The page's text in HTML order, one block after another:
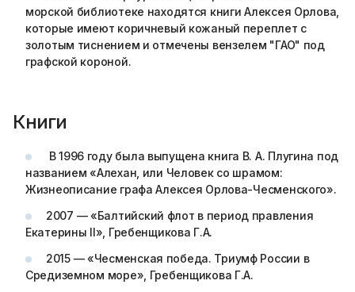
морской библиотеке находятся книги Алексея Орлова,
которые имеют коричневый кожаный переплет с
золотым тиснением и отмечены вензелем "ГАО" под
графской короной.
Книги
В 1996 году была выпущена книга В. А. Плугина под
названием «Алехан, или Человек со шрамом:
Жизнеописание графа Алексея Орлова-Чесменского».
2007 — «Балтийский флот в период правления
Екатерины II», Гребенщикова Г.А.
2015 — «Чесменская победа. Триумф России в
Средиземном море», Гребенщикова Г.А.